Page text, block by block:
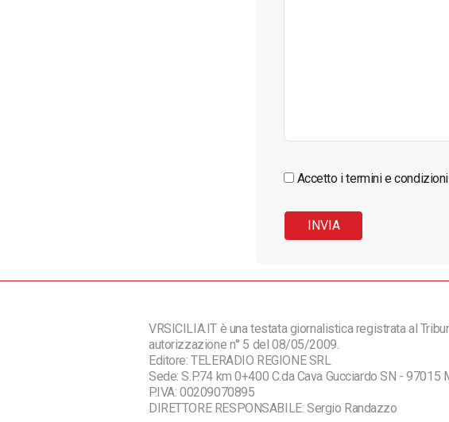
Accetto i termini e condizioni
VRSICILIA.IT è una testata giornalistica registrata al
autorizzazione n° 5 del 08/05/2009.
Editore: TELERADIO REGIONE SRL
Sede: S.P.74 km 0+400 C.da Cava Gucciardo SN - 97015
P.IVA: 00209070895
DIRETTORE RESPONSABILE: Sergio Randazzo